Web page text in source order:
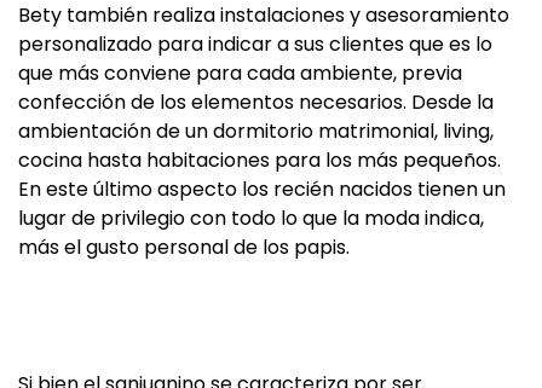
Bety también realiza instalaciones y asesoramiento
personalizado para indicar a sus clientes que es lo
que más conviene para cada ambiente, previa
confección de los elementos necesarios. Desde la
ambientación de un dormitorio matrimonial, living,
cocina hasta habitaciones para los más pequeños.
En este último aspecto los recién nacidos tienen un
lugar de privilegio con todo lo que la moda indica,
más el gusto personal de los papis.